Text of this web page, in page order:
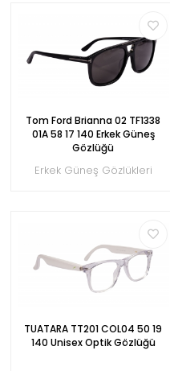
Tom Ford Brianna 02 TF1338
01A 58 17 140 Erkek Güneş
Gözlüğü
Erkek Güneş Gözlükleri
TUATARA TT201 COL04 50 19
140 Unisex Optik Gözlüğü